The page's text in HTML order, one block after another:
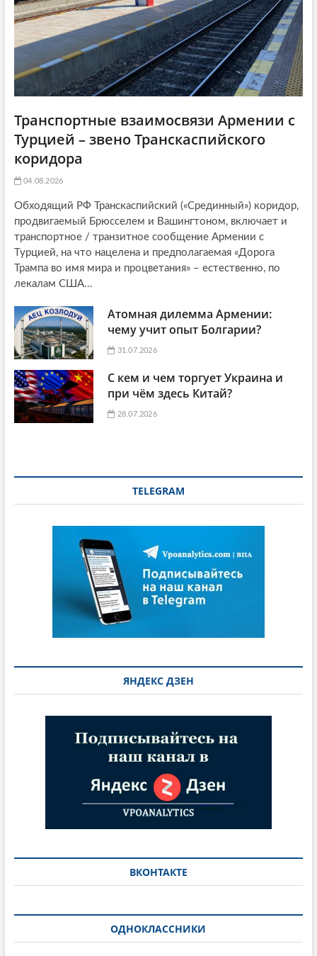
i
o
n
:
Транспортные взаимосвязи Армении с
Турцией – звено Транскаспийского
коридора
04.08.2026
Обходящий РФ Транскаспийский («Срединный») коридор,
продвигаемый Брюсселем и Вашингтоном, включает и
транспортное / транзитное сообщение Армении с
Турцией, на что нацелена и предполагаемая «Дорога
Трампа во имя мира и процветания» – естественно, по
лекалам США...
Атомная дилемма Армении:
чему учит опыт Болгарии?
31.07.2026
С кем и чем торгует Украина и
при чём здесь Китай?
28.07.2026
TELEGRAM
ЯНДЕКС ДЗЕН
ВКОНТАКТЕ
ОДНОКЛАССНИКИ